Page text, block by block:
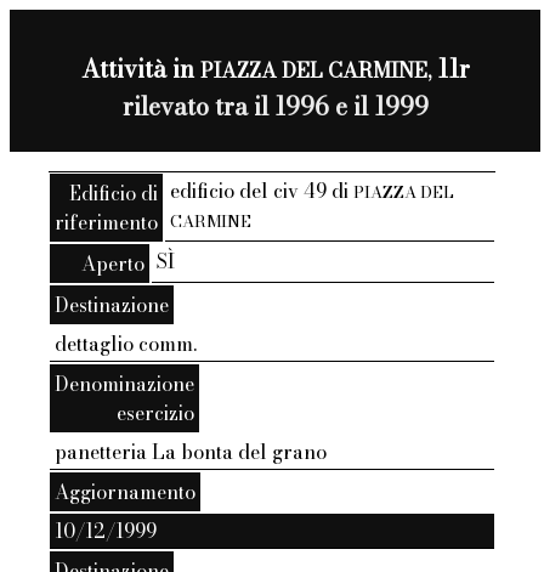
Attività inPIAZZA DEL CARMINE,11r
rilevato tra il 1996 e il 1999
Edificio di
riferimento
edificio del civ 49 diPIAZZA DEL
CARMINE
Aperto SÌ
Destinazione
dettaglio comm.
Denominazione
esercizio
panetteria La bonta del grano
Aggiornamento
10/12/1999